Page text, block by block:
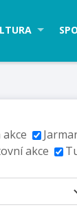
akce